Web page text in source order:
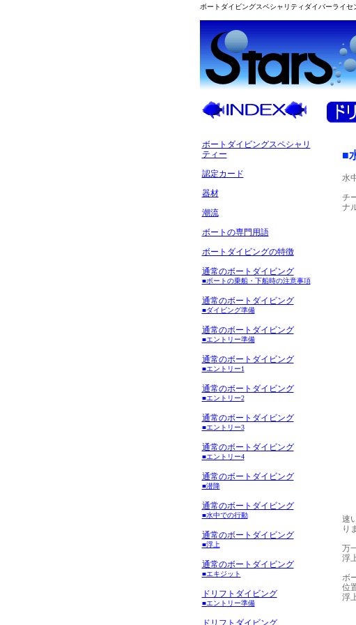
ボートダイビングスペシャリティダイバーライ
ボートダイビングスペシャリ
ティー
認定カード
器材
潮流
ボートの専門用語
ボートダイビングの特徴
通常のボートダイビング
■ボートの乗船・下船時の注意事項
通常のボートダイビング
■ダイビング準備
通常のボートダイビング
■エントリー準備
通常のボートダイビング
■エントリー1
通常のボートダイビング
■エントリー2
通常のボートダイビング
■エントリー3
通常のボートダイビング
■エントリー4
通常のボートダイビング
■潜降
通常のボートダイビング
■水中での行動
通常のボートダイビング
■浮上
通常のボートダイビング
■エキジット
ドリフトダイビング
■エントリー準備
ドリフトダイビング
■
水
チ
ナ
速
り
万
浮
ボ
位
浮